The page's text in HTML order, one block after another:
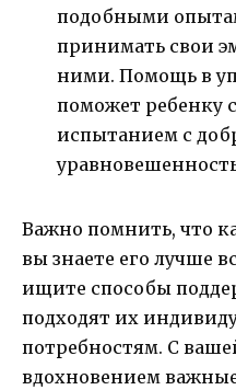
подобными
принимать свои
ними. Помощь в
поможет ребенку
испытанием с
Важно помнить, что
вы знаете его лучше
ищите способы
подходят их
потребностям. С
вдохновением